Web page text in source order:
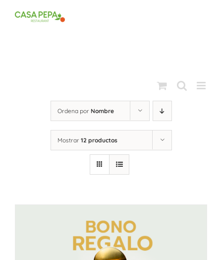
Ordena por Nombre
Mostrar 12 productos